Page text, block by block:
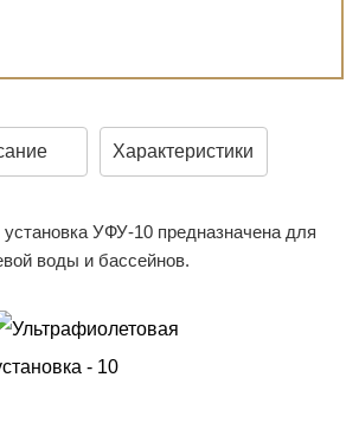
Характеристики
УФУ-10 предназначена для
воды и бассейнов.